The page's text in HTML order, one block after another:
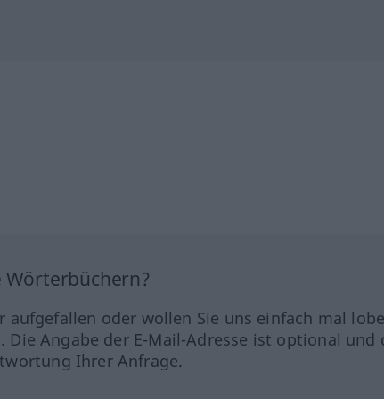
Wörterbüchern?
oder wollen Sie uns einfach mal
Die Angabe der E-Mail-Adresse ist optional und
Ihrer Anfrage.